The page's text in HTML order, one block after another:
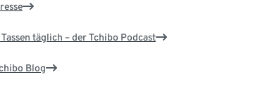
Tassen täglich – der Tchibo Podcast
Blog